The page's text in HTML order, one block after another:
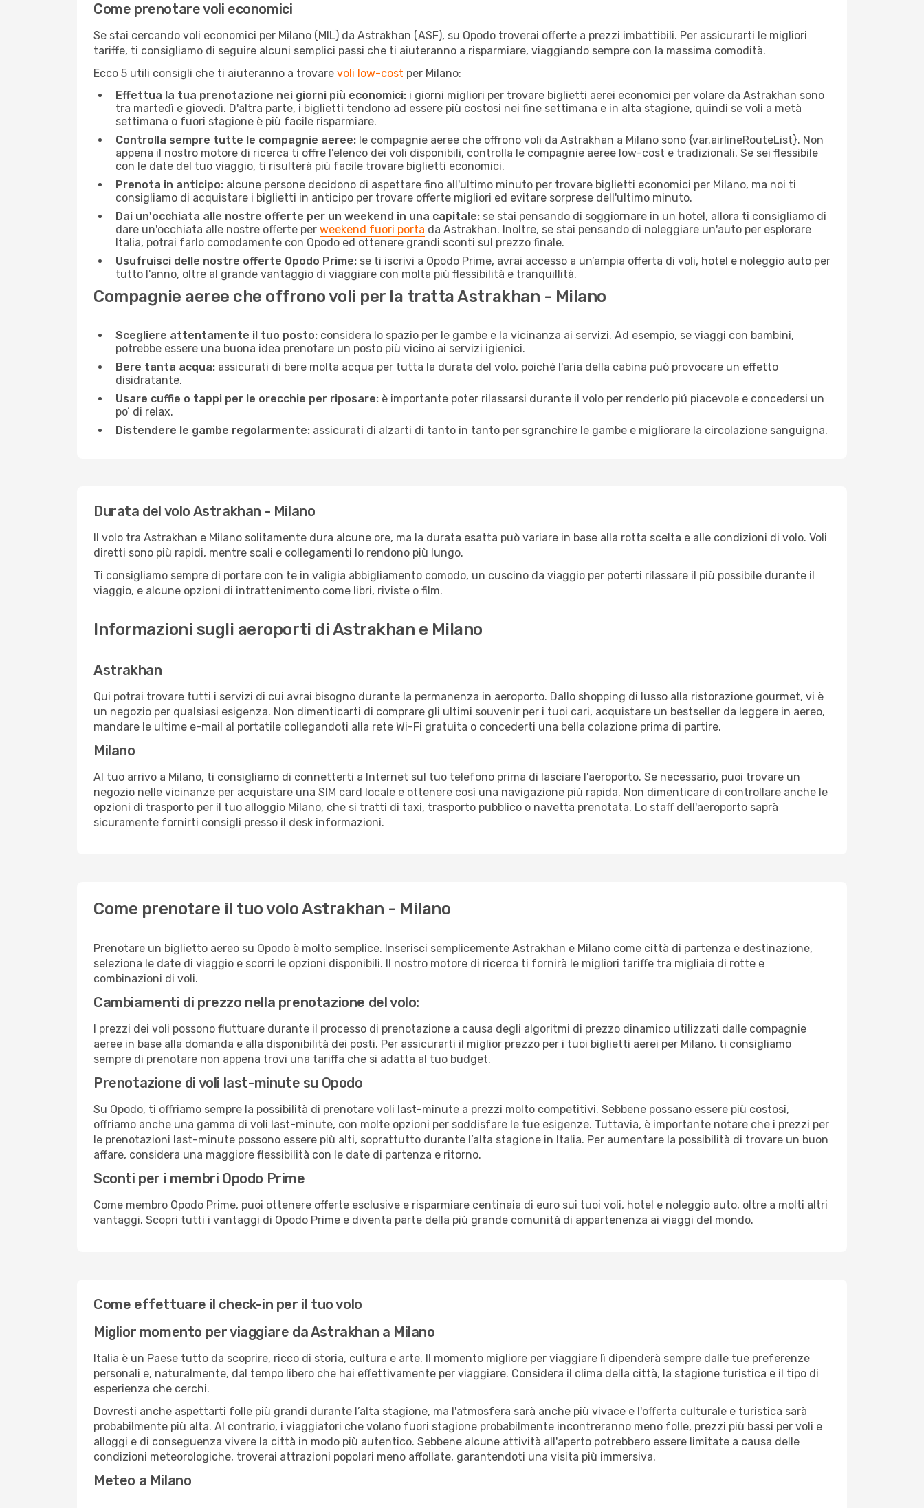
Come prenotare voli economici
Se stai cercando voli economici per Milano (MIL) da Astrakhan (ASF), su Opodo troverai offerte a prezzi imbattibili. Per assicurarti le migliori
tariffe, ti consigliamo di seguire alcuni semplici passi che ti aiuteranno a risparmiare, viaggiando sempre con la massima comodità.
Ecco 5 utili consigli che ti aiuteranno a trovare voli low-cost per Milano:
Effettua la tua prenotazione nei giorni più economici: i giorni migliori per trovare biglietti aerei economici per volare da Astrakhan sono
tra martedì e giovedì. D'altra parte, i biglietti tendono ad essere più costosi nei fine settimana e in alta stagione, quindi se voli a metà
settimana o fuori stagione è più facile risparmiare.
Controlla sempre tutte le compagnie aeree: le compagnie aeree che offrono voli da Astrakhan a Milano sono {​var.airlineRouteList}. Non
appena il nostro motore di ricerca ti offre l'elenco dei voli disponibili, controlla le compagnie aeree low-cost e tradizionali. Se sei flessibile
con le date del tuo viaggio, ti risulterà più facile trovare biglietti economici.
Prenota in anticipo: alcune persone decidono di aspettare fino all'ultimo minuto per trovare biglietti economici per Milano, ma noi ti
consigliamo di acquistare i biglietti in anticipo per trovare offerte migliori ed evitare sorprese dell'ultimo minuto.
Dai un'occhiata alle nostre offerte per un weekend in una capitale: se stai pensando di soggiornare in un hotel, allora ti consigliamo di
dare un'occhiata alle nostre offerte per weekend fuori porta da Astrakhan. Inoltre, se stai pensando di noleggiare un'auto per esplorare
Italia, potrai farlo comodamente con Opodo ed ottenere grandi sconti sul prezzo finale.
Usufruisci delle nostre offerte Opodo Prime: se ti iscrivi a Opodo Prime, avrai accesso a un’ampia offerta di voli, hotel e noleggio auto per
tutto l'anno, oltre al grande vantaggio di viaggiare con molta più flessibilità e tranquillità.
Compagnie aeree che offrono voli per la tratta Astrakhan - Milano
Scegliere attentamente il tuo posto: considera lo spazio per le gambe e la vicinanza ai servizi. Ad esempio, se viaggi con bambini,
potrebbe essere una buona idea prenotare un posto più vicino ai servizi igienici.
Bere tanta acqua: assicurati di bere molta acqua per tutta la durata del volo, poiché l'aria della cabina può provocare un effetto
disidratante.
Usare cuffie o tappi per le orecchie per riposare: è importante poter rilassarsi durante il volo per renderlo piú piacevole e concedersi un
po’ di relax.
Distendere le gambe regolarmente: assicurati di alzarti di tanto in tanto per sgranchire le gambe e migliorare la circolazione sanguigna.
Durata del volo Astrakhan - Milano
Il volo tra Astrakhan e Milano solitamente dura alcune ore, ma la durata esatta può variare in base alla rotta scelta e alle condizioni di volo. Voli
diretti sono più rapidi, mentre scali e collegamenti lo rendono più lungo.
Ti consigliamo sempre di portare con te in valigia abbigliamento comodo, un cuscino da viaggio per poterti rilassare il più possibile durante il
viaggio, e alcune opzioni di intrattenimento come libri, riviste o film.
Informazioni sugli aeroporti di Astrakhan e Milano
Astrakhan
Qui potrai trovare tutti i servizi di cui avrai bisogno durante la permanenza in aeroporto. Dallo shopping di lusso alla ristorazione gourmet, vi è
un negozio per qualsiasi esigenza. Non dimenticarti di comprare gli ultimi souvenir per i tuoi cari, acquistare un bestseller da leggere in aereo,
mandare le ultime e-mail al portatile collegandoti alla rete Wi-Fi gratuita o concederti una bella colazione prima di partire.
Milano
Al tuo arrivo a Milano, ti consigliamo di connetterti a Internet sul tuo telefono prima di lasciare l'aeroporto. Se necessario, puoi trovare un
negozio nelle vicinanze per acquistare una SIM card locale e ottenere così una navigazione più rapida. Non dimenticare di controllare anche le
opzioni di trasporto per il tuo alloggio Milano, che si tratti di taxi, trasporto pubblico o navetta prenotata. Lo staff dell'aeroporto saprà
sicuramente fornirti consigli presso il desk informazioni.
Come prenotare il tuo volo Astrakhan - Milano
Prenotare un biglietto aereo su Opodo è molto semplice. Inserisci semplicemente Astrakhan e Milano come città di partenza e destinazione,
seleziona le date di viaggio e scorri le opzioni disponibili. Il nostro motore di ricerca ti fornirà le migliori tariffe tra migliaia di rotte e
combinazioni di voli.
Cambiamenti di prezzo nella prenotazione del volo:
I prezzi dei voli possono fluttuare durante il processo di prenotazione a causa degli algoritmi di prezzo dinamico utilizzati dalle compagnie
aeree in base alla domanda e alla disponibilità dei posti. Per assicurarti il miglior prezzo per i tuoi biglietti aerei per Milano, ti consigliamo
sempre di prenotare non appena trovi una tariffa che si adatta al tuo budget.
Prenotazione di voli last-minute su Opodo
Su Opodo, ti offriamo sempre la possibilità di prenotare voli last-minute a prezzi molto competitivi. Sebbene possano essere più costosi,
offriamo anche una gamma di voli last-minute, con molte opzioni per soddisfare le tue esigenze. Tuttavia, è importante notare che i prezzi per
le prenotazioni last-minute possono essere più alti, soprattutto durante l’alta stagione in Italia. Per aumentare la possibilità di trovare un buon
affare, considera una maggiore flessibilità con le date di partenza e ritorno.
Sconti per i membri Opodo Prime
Come membro Opodo Prime, puoi ottenere offerte esclusive e risparmiare centinaia di euro sui tuoi voli, hotel e noleggio auto, oltre a molti altri
vantaggi. Scopri tutti i vantaggi di Opodo Prime e diventa parte della più grande comunità di appartenenza ai viaggi del mondo.
Come effettuare il check-in per il tuo volo
Miglior momento per viaggiare da Astrakhan a Milano
Italia è un Paese tutto da scoprire, ricco di storia, cultura e arte. Il momento migliore per viaggiare lì dipenderà sempre dalle tue preferenze
personali e, naturalmente, dal tempo libero che hai effettivamente per viaggiare. Considera il clima della città, la stagione turistica e il tipo di
esperienza che cerchi.
Dovresti anche aspettarti folle più grandi durante l’alta stagione, ma l'atmosfera sarà anche più vivace e l'offerta culturale e turistica sarà
probabilmente più alta. Al contrario, i viaggiatori che volano fuori stagione probabilmente incontreranno meno folle, prezzi più bassi per voli e
alloggi e di conseguenza vivere la città in modo più autentico. Sebbene alcune attività all'aperto potrebbero essere limitate a causa delle
condizioni meteorologiche, troverai attrazioni popolari meno affollate, garantendoti una visita più immersiva.
Meteo a Milano